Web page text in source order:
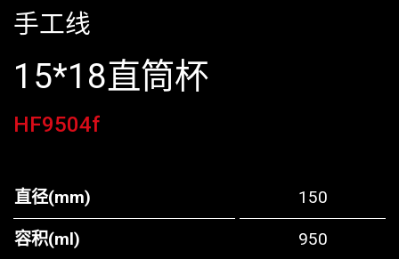
手工线
15*18直筒杯
HF9504f
直径(mm) 150
容积(ml) 950